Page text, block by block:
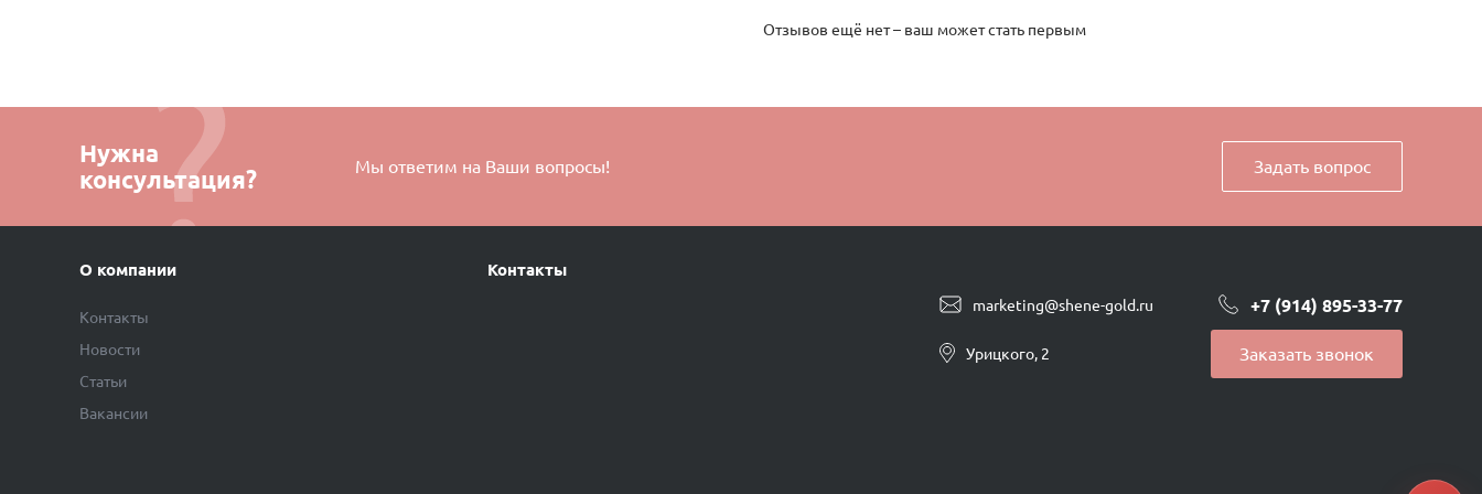
Отзывов ещё нет – ваш может стать первым
Нужна
консультация?
Мы ответим на Ваши вопросы! Задать вопрос
О компании
Контакты
Новости
Статьи
Вакансии
Контакты
marketing@shene-gold.ru +7 (914) 895-33-77
Урицкого, 2 Заказать звонок